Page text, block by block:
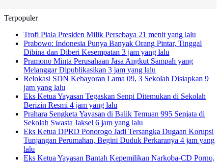
Terpopuler
Trofi Piala Presiden Milik Persebaya 21 menit yang lalu
Prabowo: Indonesia Punya Banyak Orang Pintar, Tinggal
Dibina dan Diberi Kesempatan 3 jam yang lalu
Pramono Minta Perusahaan Jasa Angkut Sampah yang
Melanggar Dipublikasikan 3 jam yang lalu
Relokasi SDN Kebayoran Lama 09, 3 Sekolah Disiapkan 9
jam yang lalu
Eks Ketua Yayasan Tegaskan Senpi Ditemukan di Sekolah
Berizin Resmi 4 jam yang lalu
Prahara Sengketa Yayasan di Balik Temuan 995 Senjata di
Sekolah Swasta Jaksel 6 jam yang lalu
Eks Ketua DPRD Ponorogo Jadi Tersangka Dugaan Korupsi
Tunjangan Perumahan, Begini Duduk Perkaranya 4 jam yang
lalu
Eks Ketua Yayasan Bantah Kepemilikan Narkoba-CD Porno,